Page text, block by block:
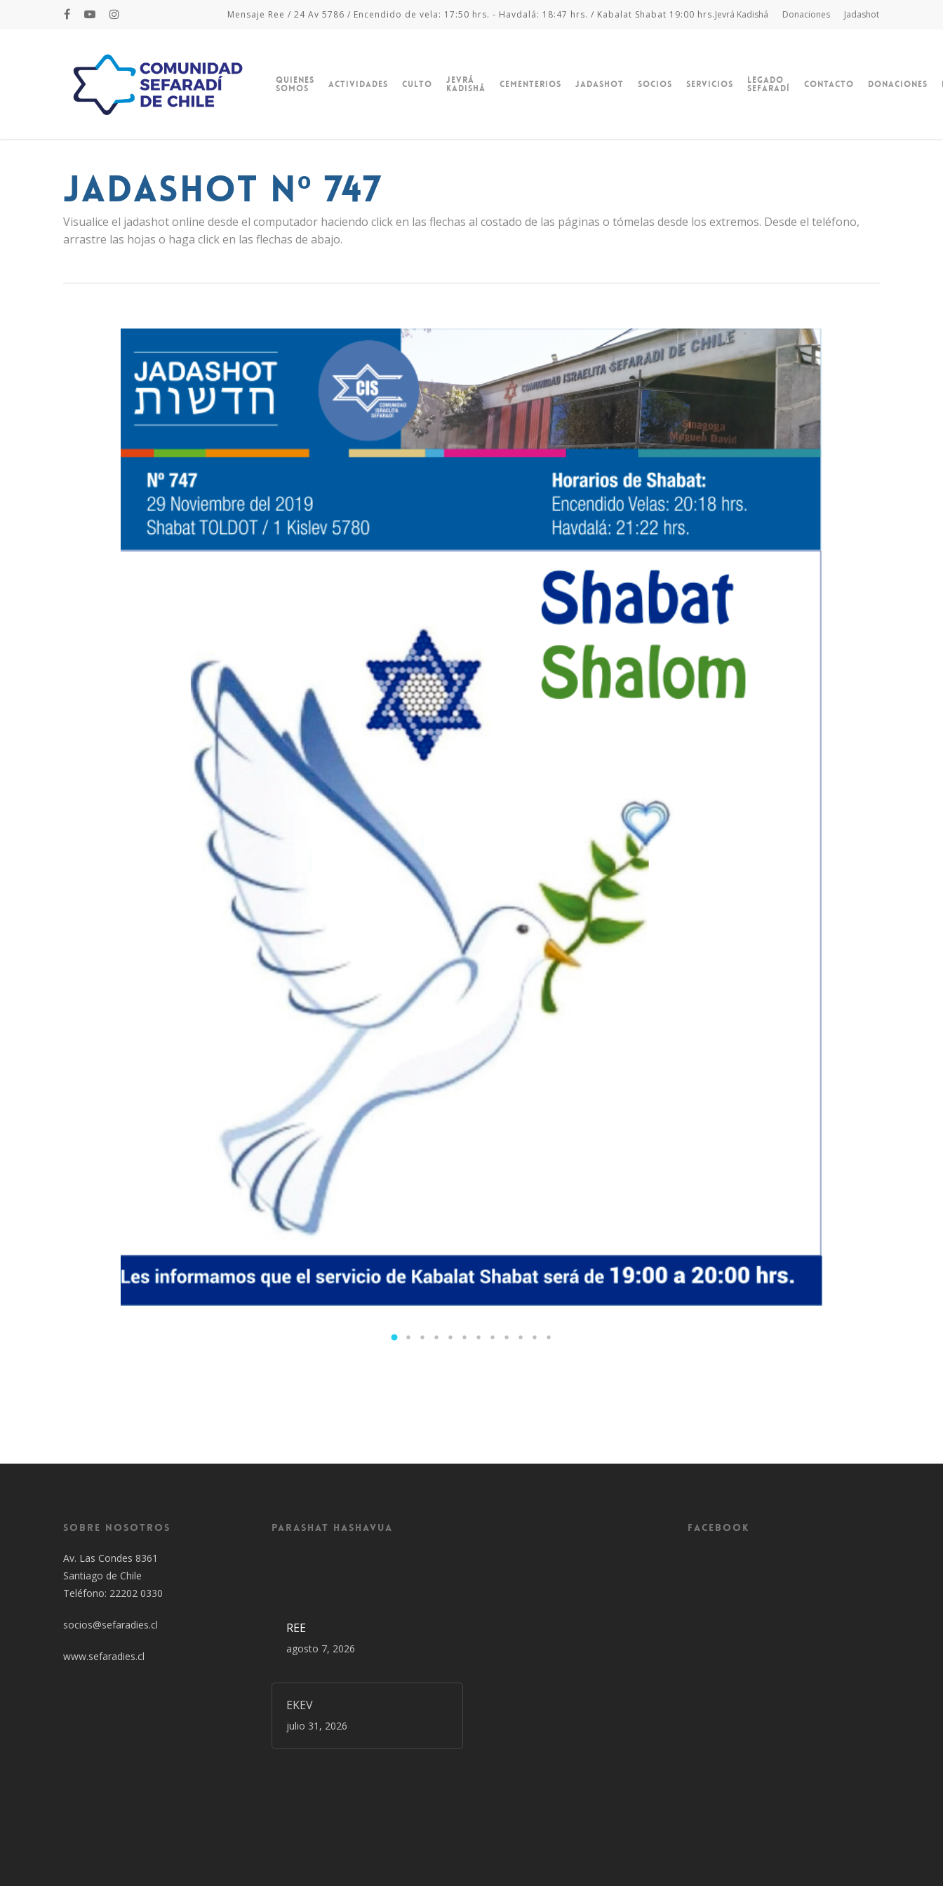
Mensaje Ree / 24 Av 5786 / Encendido de vela: 17:50 hrs. - Havdalá: 18:47 hrs. / Kabalat Shabat 19:00 hrs.Jevrá Kadishá Donaciones Jadashot
Hit enter to search or ESC to close
Quienes
Somos Actividades Culto Jevrá
Kadishá Cementerios Jadashot Socios Servicios Legado
Sefaradí Contacto Donaciones
Jadashot Nº 747
Visualice el jadashot online desde el computador haciendo click en las flechas al costado de las páginas o tómelas desde los extremos. Desde el teléfono,
arrastre las hojas o haga click en las flechas de abajo.
Sobre Nosotros
Av. Las Condes 8361
Santiago de Chile
Teléfono: 22202 0330
socios@sefaradies.cl
www.sefaradies.cl
Parashat Hashavua
REE
agosto 7, 2026
EKEV
julio 31, 2026
Facebook